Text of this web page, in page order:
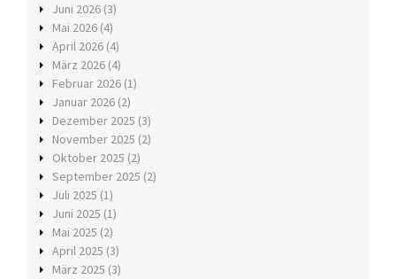
Juni 2026 (3)
Mai 2026 (4)
April 2026 (4)
März 2026 (4)
Februar 2026 (1)
Januar 2026 (2)
Dezember 2025 (3)
November 2025 (2)
Oktober 2025 (2)
September 2025 (2)
Juli 2025 (1)
Juni 2025 (1)
Mai 2025 (2)
April 2025 (3)
März 2025 (3)